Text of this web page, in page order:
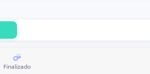
Finalizado